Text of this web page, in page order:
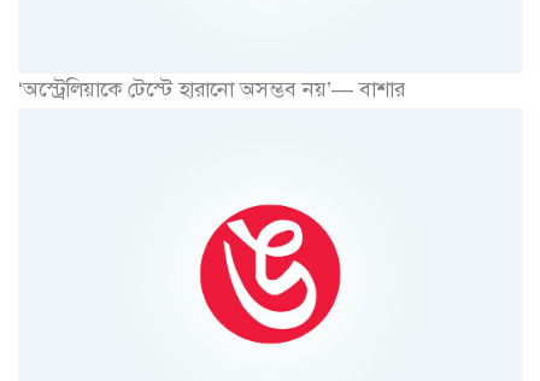
‘অস্ট্রেলিয়াকে টেস্টে হারানো অসম্ভব নয়’— বাশার